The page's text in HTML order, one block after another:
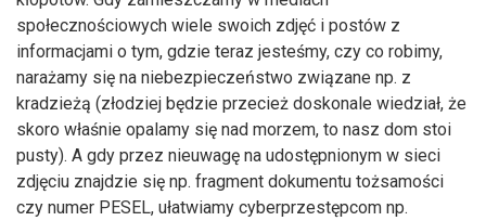
społecznościowych wiele swoich zdjęć i postów z
informacjami o tym, gdzie teraz jesteśmy, czy co robimy,
narażamy się na niebezpieczeństwo związane np. z
kradzieżą (złodziej będzie przecież doskonale wiedział, że
skoro właśnie opalamy się nad morzem, to nasz dom stoi
pusty). A gdy przez nieuwagę na udostępnionym w sieci
zdjęciu znajdzie się np. fragment dokumentu tożsamości
czy numer PESEL, ułatwiamy cyberprzestępcom np.